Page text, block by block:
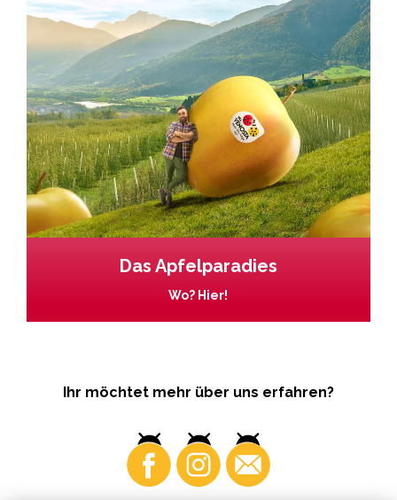
Das Apfelparadies
Wo? Hier!
Ihr möchtet mehr über uns erfahren?